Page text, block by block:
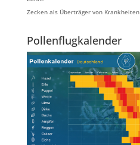
Zecken als Überträger von Krankheiten
Pollenflugkalender